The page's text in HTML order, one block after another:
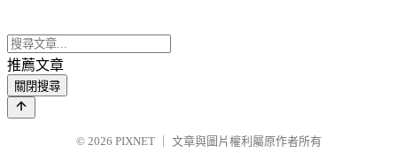
推薦文章
關閉搜尋
© 2026 PIXNET
文章與圖片權利屬原作者所有